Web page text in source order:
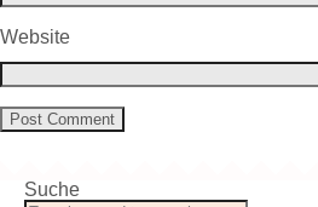
Website
Suche